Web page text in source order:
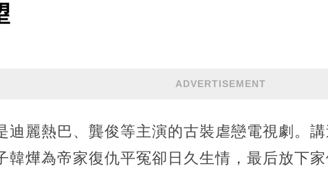
ADVERTISEMENT
迪麗熱巴、龔俊等主演的古裝虐戀電視劇。
韓燁為帝家復仇平冤卻日久生情，最后放下家